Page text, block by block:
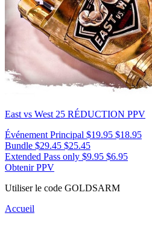
East vs West 25 RÉDUCTION PPV
Événement Principal $19.95 $18.95
Bundle $29.45 $25.45
Extended Pass only $9.95 $6.95
Obtenir PPV
Utiliser le code GOLDSARM
Accueil